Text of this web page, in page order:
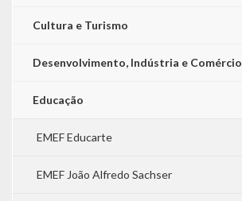
Cultura e Turismo
Desenvolvimento, Indústria e Comércio
Educação
EMEF Educarte
EMEF João Alfredo Sachser